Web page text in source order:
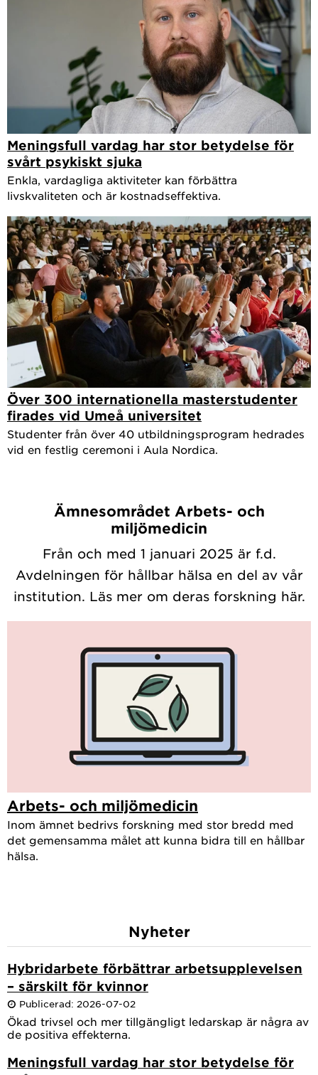
Meningsfull vardag har stor betydelse för
svårt psykiskt sjuka
Enkla, vardagliga aktiviteter kan förbättra
livskvaliteten och är kostnadseffektiva.
Över 300 internationella masterstudenter
firades vid Umeå universitet
Studenter från över 40 utbildningsprogram hedrades
vid en festlig ceremoni i Aula Nordica.
Ämnesområdet Arbets- och
miljömedicin
Från och med 1 januari 2025 är f.d.
Avdelningen för hållbar hälsa en del av vår
institution. Läs mer om deras forskning här.
Arbets- och miljömedicin
Inom ämnet bedrivs forskning med stor bredd med
det gemensamma målet att kunna bidra till en hållbar
hälsa.
Nyheter
Hybridarbete förbättrar arbetsupplevelsen
– särskilt för kvinnor
Publicerad: 2026-07-02
Ökad trivsel och mer tillgängligt ledarskap är några av
de positiva effekterna.
Meningsfull vardag har stor betydelse för